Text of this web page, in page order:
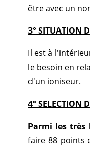
être avec un
3° SITUATION
Il est à
le besoin en
d'un ioniseur.
4° SELECTION
Parmi les très
faire 88 points